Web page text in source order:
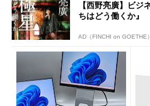
【西野亮廣】ビ
ちはどう働くか』
AD（FINCHI on GOETHE）